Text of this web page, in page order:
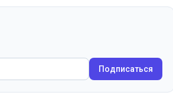
Подписаться